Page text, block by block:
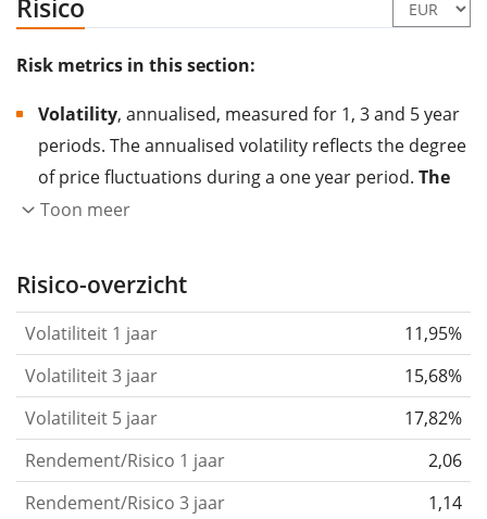
Risico
Risk metrics in this section:
Volatility, annualised, measured for 1, 3 and 5 year
periods. The annualised volatility reflects the degree
of price fluctuations during a one year period. The
higher the volatility, the more significantly the
the past.
Assets with higher volatility are generally
based on the data for the past 1, 3 and 5 years so
that you can see if price fluctuations for the ETF
became stronger or weaker over time.
Return per riskfor 1, 3 and 5 year periods. This is
the annualised (i.e. converted to a one year period)
past return divided by the past annualised volatility.
Toon meer
Risico-overzicht
Volatiliteit 1 jaar
11,95%
Volatiliteit 3 jaar
15,68%
Volatiliteit 5 jaar
17,82%
Rendement/Risico 1 jaar
2,06
Rendement/Risico 3 jaar
1,14